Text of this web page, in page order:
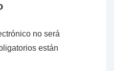
no será
están